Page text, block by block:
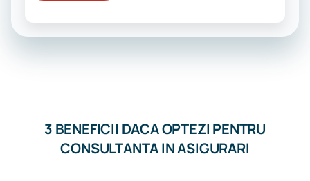
3 BENEFICII DACA OPTEZI PENTRU
CONSULTANTA IN ASIGURARI